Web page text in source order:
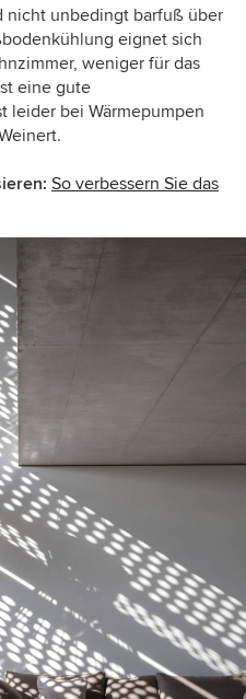
nicht unbedingt barfuß über
eignet sich
weniger für das
eine gute
leider bei Wärmepumpen
So verbessern Sie das